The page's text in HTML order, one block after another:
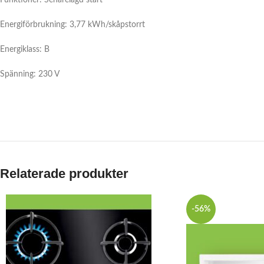
Energiförbrukning: 3,77 kWh/skåpstorrt
Energiklass: B
Spänning: 230 V
Relaterade produkter
-56%